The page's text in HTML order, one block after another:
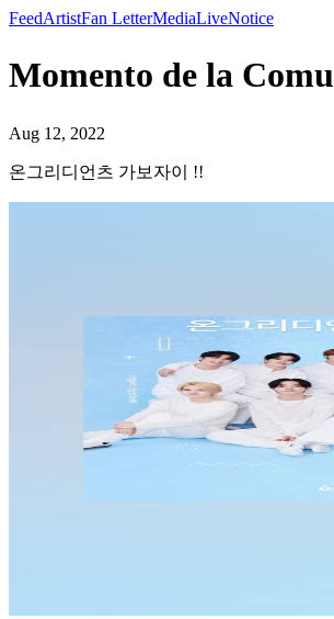
FeedArtistFan LetterMediaLiveNotice
Momento de la
Aug 12, 2022
온그리디언츠 가보자이 !!